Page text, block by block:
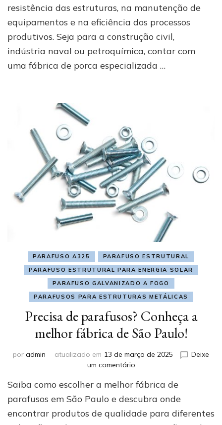
o
seu
negócio
resistência das estruturas, na manutenção de
equipamentos e na eficiência dos processos
produtivos. Seja para a construção civil,
indústria naval ou petroquímica, contar com
uma fábrica de porca especializada …
PARAFUSO A325
PARAFUSO ESTRUTURAL
PARAFUSO ESTRUTURAL PARA ENERGIA SOLAR
PARAFUSO GALVANIZADO A FOGO
PARAFUSOS PARA ESTRUTURAS METÁLICAS
Precisa de parafusos? Conheça a
melhor fábrica de São Paulo!
por admin atualizado em 13 de março de 2025
Deixe
um comentárioem
de
parafusos?
a
Saiba como escolher a melhor fábrica de
parafusos em São Paulo e descubra onde
encontrar produtos de qualidade para diferentes